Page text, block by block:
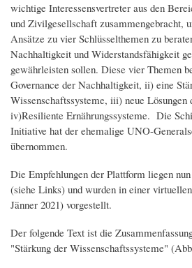
wichtige Interessensvertreter aus den
und Zivilgesellschaft zusammengebracht,
Ansätze zu vier Schlüsselthemen zu
Nachhaltigkeit und Widerstandsfähigkeit
gewährleisten sollen. Diese vier Themen
Governance der Nachhaltigkeit, ii) eine
Wissenschaftssysteme, iii) neue Lösungen
iv)Resiliente Ernährungssysteme. Die
Initiative hat der ehemalige UNO-
übernommen.
Die Empfehlungen der Plattform liegen
(siehe Links) und wurden in einer
Jänner 2021) vorgestellt.
Der folgende Text ist die
"Stärkung der Wissenschaftssysteme"